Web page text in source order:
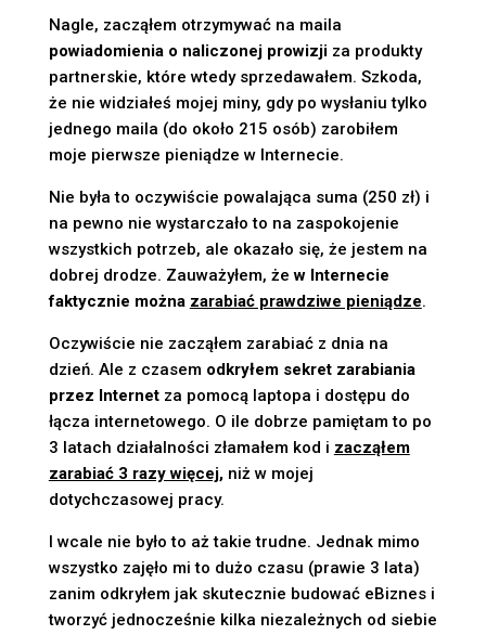
Nagle, zacząłem otrzymywać na maila
powiadomienia o naliczonej prowizjiza produkty
partnerskie, które wtedy sprzedawałem. Szkoda,
że nie widziałeś mojej miny, gdy po wysłaniu tylko
jednego maila (do około 215 osób) zarobiłem
moje pierwsze pieniądze w Internecie.
Nie była to oczywiście powalająca suma (250 zł) i
na pewno nie wystarczało to na zaspokojenie
wszystkich potrzeb, ale okazało się, że jestem na
dobrej drodze. Zauważyłem, żew Internecie
faktycznie można zarabiać prawdziwe pieniądze.
Oczywiście nie zacząłem zarabiać z dnia na
dzień. Ale z czasem odkryłem sekret zarabiania
przez Internetza pomocą laptopa i dostępu do
łącza internetowego. O ile dobrze pamiętam to po
3 latach działalności złamałem kod i zacząłem
zarabiać 3 razy więcej,niż w mojej
dotychczasowej pracy.
I wcale nie było to aż takie trudne. Jednak mimo
wszystko zajęło mi to dużo czasu (prawie 3 lata)
zanim odkryłem jak skutecznie budować eBiznes i
tworzyć jednocześnie kilka niezależnych od siebie